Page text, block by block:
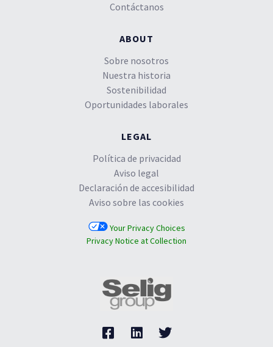
Contáctanos
ABOUT
Sobre nosotros
Nuestra historia
Sostenibilidad
Oportunidades laborales
LEGAL
Política de privacidad
Aviso legal
Declaración de accesibilidad
Aviso sobre las cookies
Your Privacy Choices
Privacy Notice at Collection